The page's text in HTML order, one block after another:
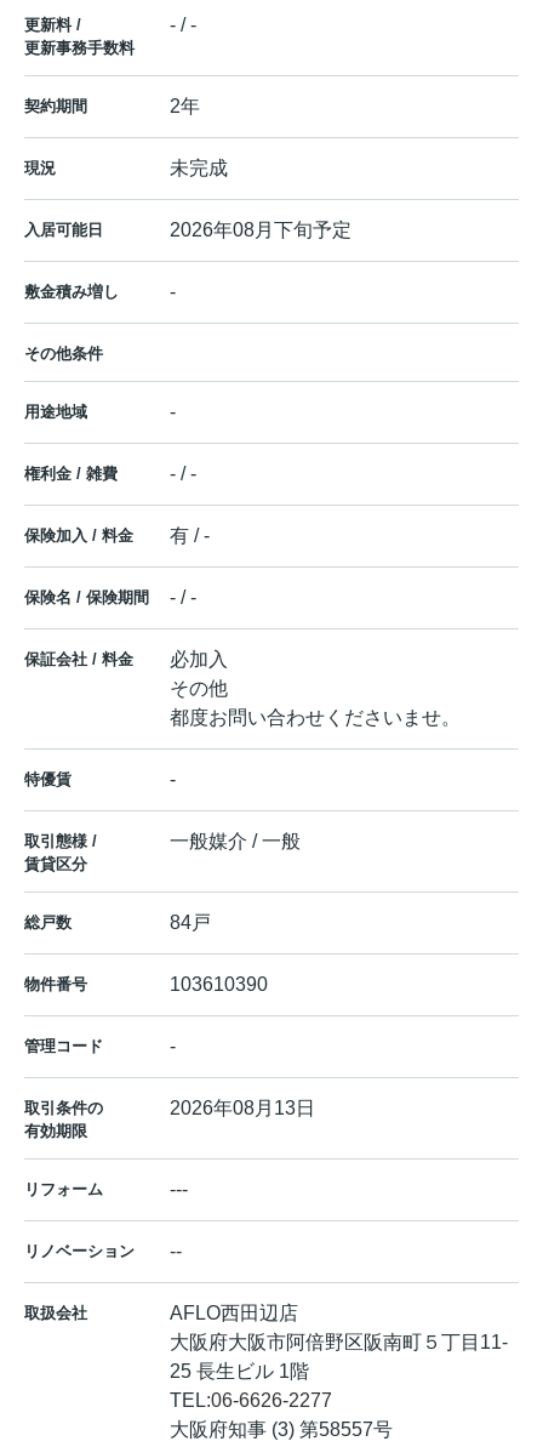
更新料 /
更新事務手数料
- / -
契約期間 2年
現況 未完成
入居可能日 2026年08月下旬予定
敷金積み増し -
その他条件
用途地域 -
権利金 / 雑費 - / -
保険加入 / 料金 有 / -
保険名 / 保険期間 - / -
保証会社 / 料金
必加入
その他
都度お問い合わせくださいませ。
特優賃 -
取引態様 /
賃貸区分
一般媒介 / 一般
総戸数 84戸
物件番号 103610390
管理コード -
取引条件の
有効期限
2026年08月13日
リフォーム ---
リノベーション --
取扱会社
AFLO西田辺店
大阪府大阪市阿倍野区阪南町５丁目11-
25 長生ビル 1階
TEL:06-6626-2277
大阪府知事 (3) 第58557号